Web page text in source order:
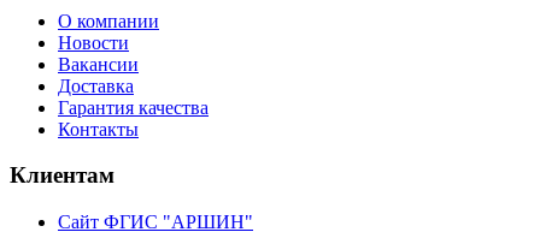
О компании
Новости
Вакансии
Доставка
Гарантия качества
Контакты
Клиентам
Сайт ФГИС "АРШИН"